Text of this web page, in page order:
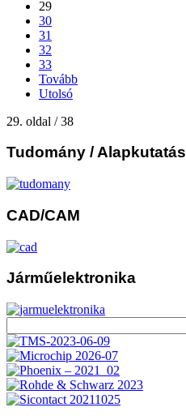
29
30
31
32
33
Tovább
Utolsó
29. oldal / 38
Tudomány / Alapkutatás
CAD/CAM
Járműelektronika